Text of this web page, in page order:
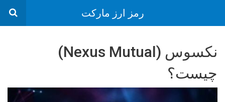
رمز ارز مارکت
نکسوس (Nexus Mutual)
چیست؟